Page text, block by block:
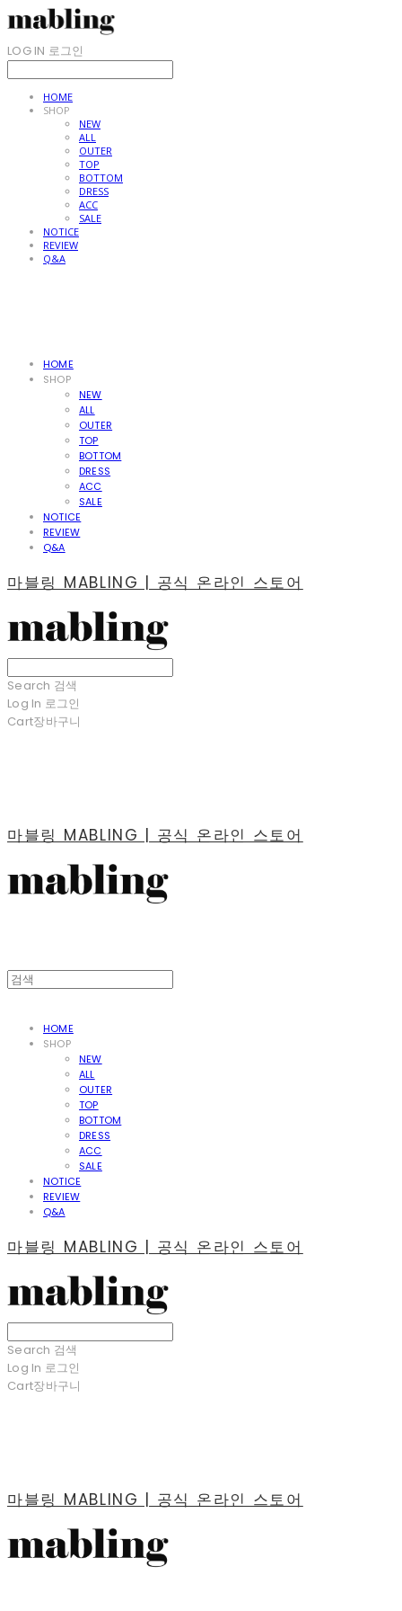
LOG IN 로그인
HOME
SHOP
NEW
ALL
OUTER
TOP
BOTTOM
DRESS
ACC
SALE
NOTICE
REVIEW
Q&A
HOME
SHOP
NEW
ALL
OUTER
TOP
BOTTOM
DRESS
ACC
SALE
NOTICE
REVIEW
Q&A
마블링 MABLING | 공식 온라인 스토어
Search 검색
Log In 로그인
Cart장바구니
마블링 MABLING | 공식 온라인 스토어
HOME
SHOP
NEW
ALL
OUTER
TOP
BOTTOM
DRESS
ACC
SALE
NOTICE
REVIEW
Q&A
마블링 MABLING | 공식 온라인 스토어
Search 검색
Log In 로그인
Cart장바구니
마블링 MABLING | 공식 온라인 스토어